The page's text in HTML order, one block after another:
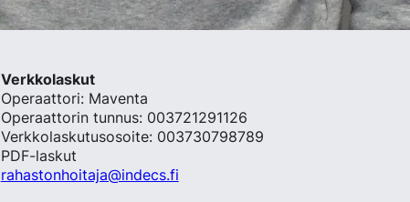
Verkkolaskut
Operaattori: Maventa
Operaattorin tunnus: 003721291126
Verkkolaskutusosoite: 003730798789
PDF-laskut
rahastonhoitaja@indecs.fi